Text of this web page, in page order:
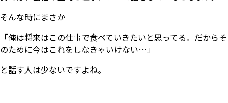
そんな時にまさか
「俺は将来はこの仕事で食べていきたいと思ってる。だからそ
のために今はこれをしなきゃいけない…」
と話す人は少ないですよね。